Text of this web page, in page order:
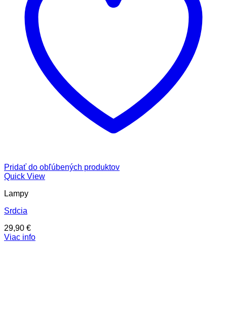
Pridať do obľúbených produktov
Quick View
Lampy
Srdcia
29,90 €
Viac info